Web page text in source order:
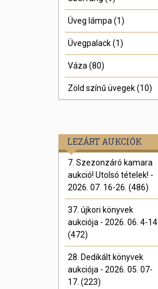
Üveg lámpa (1)
Üvegpalack (1)
Váza (80)
Zöld színű üvegek (10)
LEZÁRT AUKCIÓK
7. Szezonzáró kamara
aukció! Utolsó tételek! -
2026. 07. 16-26. (486)
37. újkori könyvek
aukciója - 2026. 06. 4-14.
(472)
28. Dedikált könyvek
aukciója - 2026. 05. 07-
17. (223)